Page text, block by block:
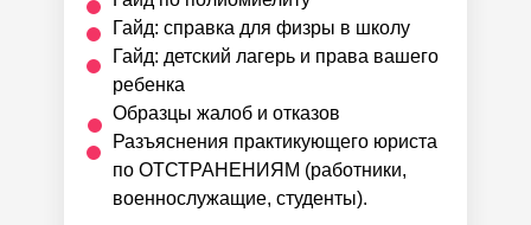
Гайд: справка для физры в школу
Гайд: детский лагерь и права вашего
ребенка
Образцы жалоб и отказов
Разъяснения практикующего юриста
по ОТСТРАНЕНИЯМ (работники,
военнослужащие, студенты).